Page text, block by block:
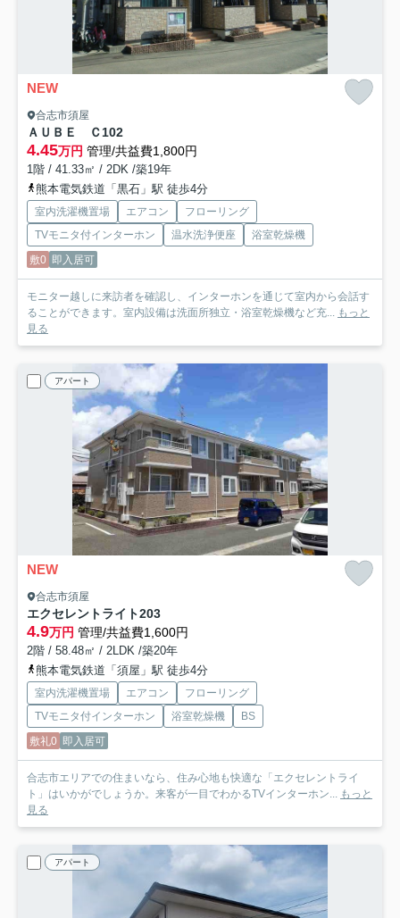
NEW
合志市須屋
ＡＵＢＥ Ｃ102
4.45万円 管理/共益費1,800円
1階 / 41.33㎡ / 2DK /築19年
熊本電気鉄道「黒石」駅 徒歩4分
室内洗濯機置場 エアコン
フローリング
TVモニタ付インターホン
温水洗浄便座
浴室乾燥機
敷0 即入居可
モニター越しに来訪者を確認し、インターホンを通じて室内から会話す
ることができます。室内設備は洗面所独立・浴室乾燥機など充... もっと
見る
アパート
NEW
合志市須屋
エクセレントライト203
4.9万円 管理/共益費1,600円
2階 / 58.48㎡ / 2LDK /築20年
熊本電気鉄道「須屋」駅 徒歩4分
室内洗濯機置場 エアコン
フローリング
TVモニタ付インターホン
浴室乾燥機
BS
敷礼0 即入居可
合志市エリアでの住まいなら、住み心地も快適な「エクセレントライ
ト」はいかがでしょうか。来客が一目でわかるTVインターホン... もっと
見る
アパート